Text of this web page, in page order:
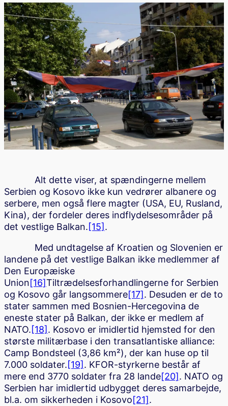
Alt dette viser, at spændingerne mellem
Serbien og Kosovo ikke kun vedrører albanere og
serbere, men også flere magter (USA, EU, Rusland,
Kina), der fordeler deres indflydelsesområder på
det vestlige Balkan.[15] .
Med undtagelse af Kroatien og Slovenien er
landene på det vestlige Balkan ikke medlemmer af
Den Europæiske
Union[16]Tiltrædelsesforhandlingerne for Serbien
og Kosovo går langsommere[17]. Desuden er de to
stater sammen med Bosnien-Hercegovina de
eneste stater på Balkan, der ikke er medlem af
NATO.[18] . Kosovo er imidlertid hjemsted for den
største militærbase i den transatlantiske alliance:
Camp Bondsteel (3,86 km²), der kan huse op til
7.000 soldater.[19] . KFOR-styrkerne består af
mere end 3770 soldater fra 28 lande[20]. NATO og
Serbien har imidlertid udbygget deres samarbejde,
bl.a. om sikkerheden i Kosovo[21].